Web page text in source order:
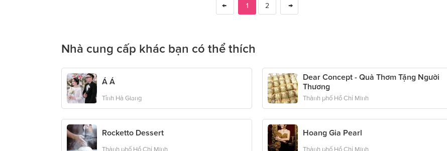
1 2
Nhà cung cấp khác bạn có thể thích
Á Á
Tỉnh Hà Giang
Dear Concept - Quà Thơm Tặng Người
Thương
Thành phố Hồ Chí Minh
Rocketto Dessert
Thành phố Hồ Chí Minh
Hoang Gia Pearl
Thành phố Hồ Chí Minh